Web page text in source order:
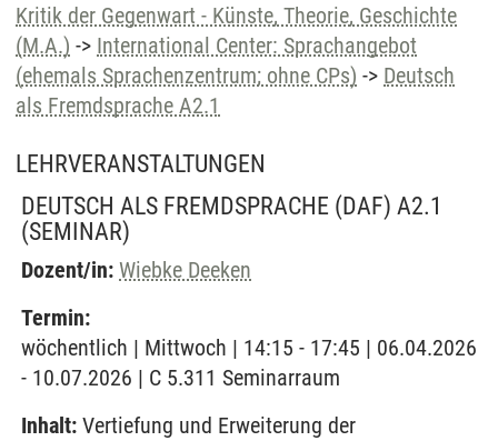
Kritik der Gegenwart - Künste, Theorie, Geschichte
(M.A.) -> International Center: Sprachangebot
(ehemals Sprachenzentrum; ohne CPs) -> Deutsch
als Fremdsprache A2.1
LEHRVERANSTALTUNGEN
DEUTSCH ALS FREMDSPRACHE (DAF) A2.1
(SEMINAR)
Dozent/in: Wiebke Deeken
Termin:
wöchentlich | Mittwoch | 14:15 - 17:45 | 06.04.2026
- 10.07.2026 | C 5.311 Seminarraum
Inhalt: Vertiefung und Erweiterung der